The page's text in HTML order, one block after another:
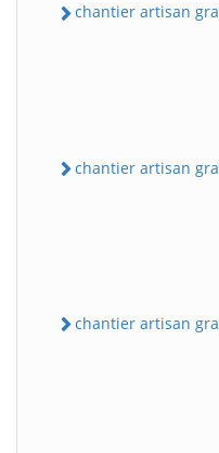
chantier artisan
chantier artisan
chantier artisan